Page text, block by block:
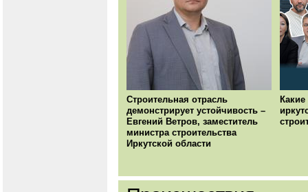
Строительная отрасль
демонстрирует устойчивость –
Евгений Ветров, заместитель
министра строительства
Иркутской области